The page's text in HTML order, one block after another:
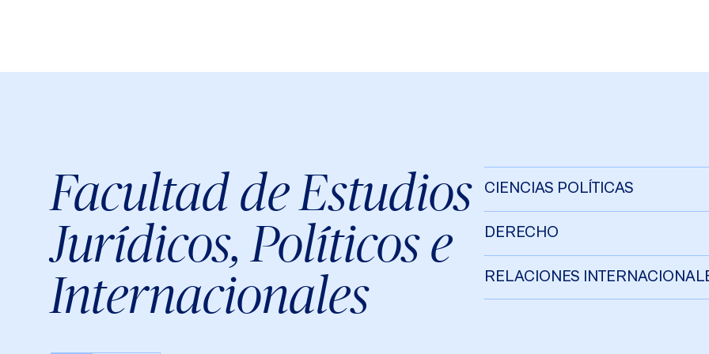
Facultad de Estudios
Jurídicos, Políticos e
Internacionales
CIENCIAS POLÍTICAS
DERECHO
RELACIONES